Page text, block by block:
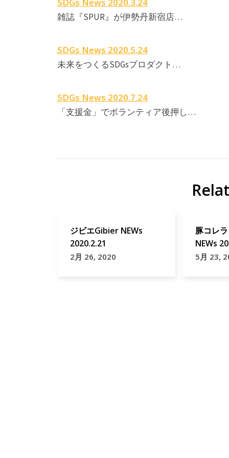
雑誌『SPUR』が伊勢丹新宿店…
SDGs News 2020.5.24
未来をつくるSDGsプロダクト…
SDGs News 2020.7.24
「支援金」でボランティア後押し…
ジビエGibier NEWs
2020.2.21
2月 26, 2020
豚コレ
NEWs
5月 23,